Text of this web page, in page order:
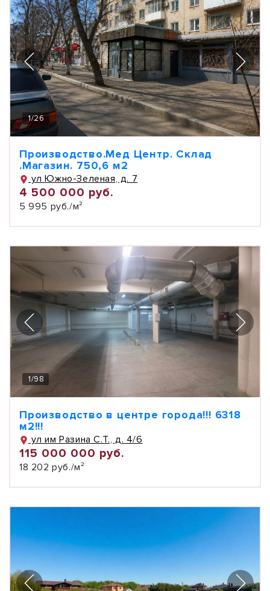
1/26
Производство.Мед Центр. Склад
.Магазин. 750,6 м2
ул Южно-Зеленая, д. 7
4 500 000 руб.
5 995 руб./м²
1/98
Производство в центре города!!! 6318
м2!!!
ул им Разина С.Т., д. 4/6
115 000 000 руб.
18 202 руб./м²